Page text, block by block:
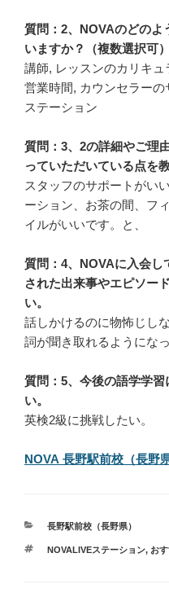
質問：2、NOVAのどのよ
いますか？（複数選択可）
講師, レッスンのカリキュ
営業時間, カウンセラー
ステーション
質問：3、2の詳細やご理
っていただいている点を
スタッフのサポートがい
ーション、お茶の間、フ
イルがいいです。と、
質問：4、NOVAに入会し
された出来事やエピソー
い。
話しかけるのに物怖じし
詞が聞き取れるようにな
質問：5、今後の語学学
い。
英検2級に挑戦したい。
NOVA 長野駅前校（長野
カ
ゴ
長野駅前校（長野県）
タ
NOVALIVEステーション, お